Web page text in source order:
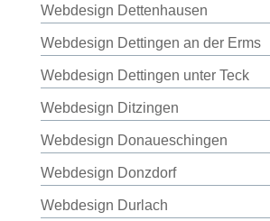
Webdesign Dettenhausen
Webdesign Dettingen an der Erms
Webdesign Dettingen unter Teck
Webdesign Ditzingen
Webdesign Donaueschingen
Webdesign Donzdorf
Webdesign Durlach